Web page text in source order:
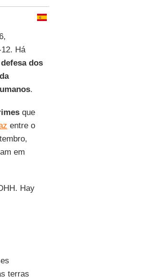
Há
defesa dos
.
que
entre o
em
Hay
terras